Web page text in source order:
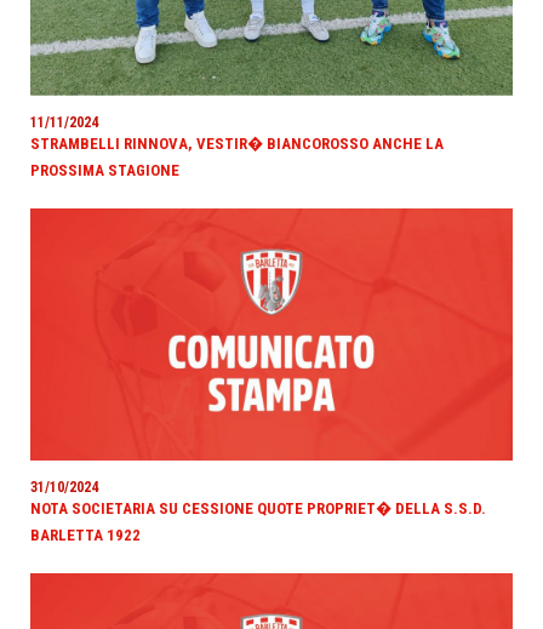
11/11/2024
STRAMBELLI RINNOVA, VESTIR� BIANCOROSSO ANCHE LA
PROSSIMA STAGIONE
31/10/2024
NOTA SOCIETARIA SU CESSIONE QUOTE PROPRIET� DELLA S.S.D.
BARLETTA 1922